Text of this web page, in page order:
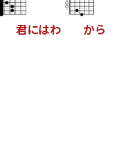
君にはわ から